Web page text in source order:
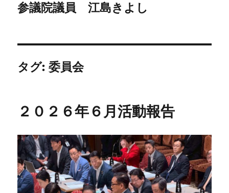
参議院議員 江島きよし
タグ:委員会
２０２６年６月活動報告